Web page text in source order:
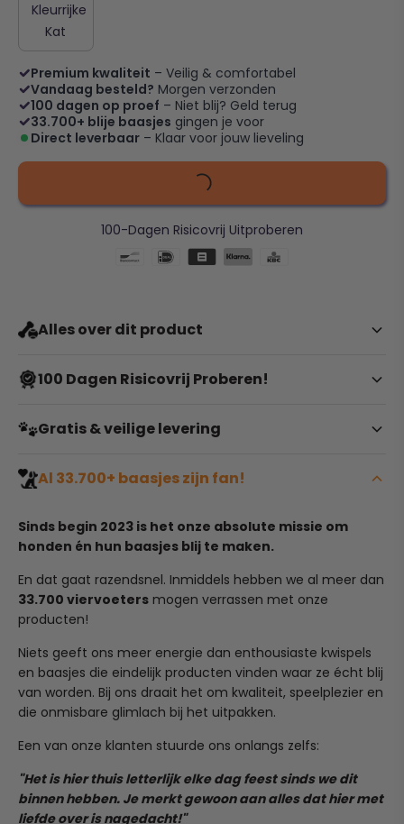
Kleurrijke
Kat
Premium kwaliteit – Veilig & comfortabel
Vandaag besteld? Morgen verzonden
100 dagen op proef – Niet blij? Geld terug
33.700+ blije baasjes gingen je voor
Direct leverbaar – Klaar voor jouw lieveling
100-Dagen Risicovrij Uitproberen
Alles over dit product
Zorg dat je hond lekker kan
uitrusten en houd je huis
rommelvrij!
100 Dagen Risicovrij Proberen!
Twijfel je nog over de kleur of maat? Geen enkel
om je bestelling te ruilen of retourneren
wat we vragen is dat het artikel ongebruikt, ongedragen
Wil je een artikel terugsturen of omruilen? Stuur
simpelweg een mailtje naar team@ruffy.nl en we regelen
het soepel voor je.
(Heeft je pup in al zijn enthousiasme het product per
ongeluk kapot gekauwd? Dit valt helaas niet onder
normale slijtage, maar mail ons ook dan gerust even, we
kijken graag of we iets voor je kunnen betekenen!)
Gratis & veilige levering
Geen onverwachte kosten bij het afrekenen. Wij bieden
Nederland en België!
Zodra jij je bestelling plaatst, gaan we direct voor je aan
de slag. Onze verwerkingstijd is 1 tot 2 werkdagen, waarna
je pakketje binnen 4 tot 6 kalenderdagen bij je wordt
bezorgd.
Heb je per ongeluk een verkeerd adres ingevuld? Stuur
ons dan binnen 24 uur een mailtje op team@ruffy.nl, dan
lossen we het direct voor je op."
Al 33.700+ baasjes zijn fan!
Sinds begin 2023 is het onze absolute missie om
honden én hun baasjes blij te maken.
En dat gaat razendsnel. Inmiddels hebben we al meer dan
33.700 viervoeters mogen verrassen met onze
producten!
Niets geeft ons meer energie dan enthousiaste kwispels
en baasjes die eindelijk producten vinden waar ze écht blij
van worden. Bij ons draait het om kwaliteit, speelplezier en
die onmisbare glimlach bij het uitpakken.
Een van onze klanten stuurde ons onlangs zelfs:
"Het is hier thuis letterlijk elke dag feest sinds we dit
binnen hebben. Je merkt gewoon aan alles dat hier met
liefde over is nagedacht!"